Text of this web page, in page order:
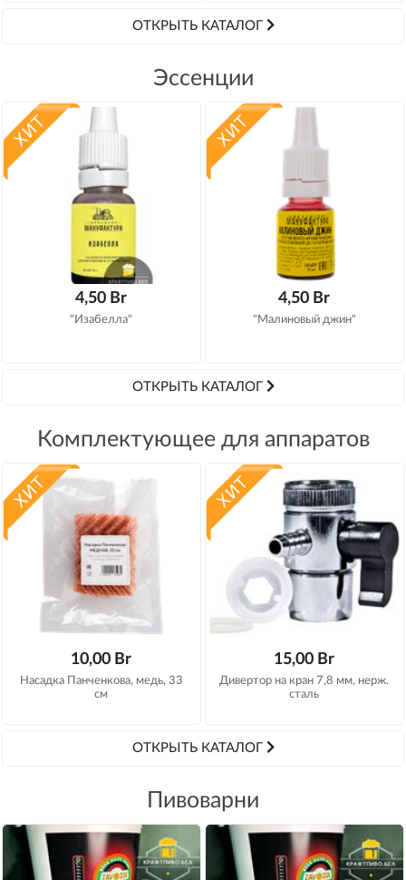
ОТКРЫТЬ КАТАЛОГ
Эссенции
4,50 Br
"Изабелла"
4,50 Br
"Малиновый джин"
ОТКРЫТЬ КАТАЛОГ
Комплектующее для аппаратов
10,00 Br
Насадка Панченкова, медь, 33
см
15,00 Br
Дивертор на кран 7,8 мм, нерж.
сталь
ОТКРЫТЬ КАТАЛОГ
Пивоварни